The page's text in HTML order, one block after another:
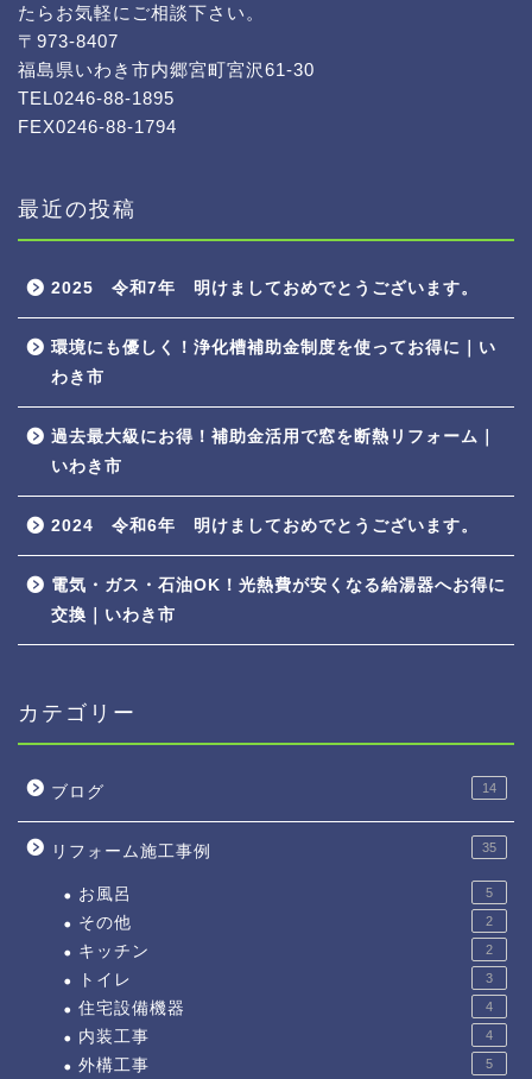
たらお気軽にご相談下さい。
〒973-8407
福島県いわき市内郷宮町宮沢61-30
TEL0246-88-1895
FEX0246-88-1794
最近の投稿
2025 令和7年 明けましておめでとうございます。
環境にも優しく！浄化槽補助金制度を使ってお得に｜い
わき市
過去最大級にお得！補助金活用で窓を断熱リフォーム｜
いわき市
2024 令和6年 明けましておめでとうございます。
電気・ガス・石油OK！光熱費が安くなる給湯器へお得に
交換｜いわき市
カテゴリー
ブログ 14
リフォーム施工事例 35
お風呂 5
その他 2
キッチン 2
トイレ 3
住宅設備機器 4
内装工事 4
外構工事 5